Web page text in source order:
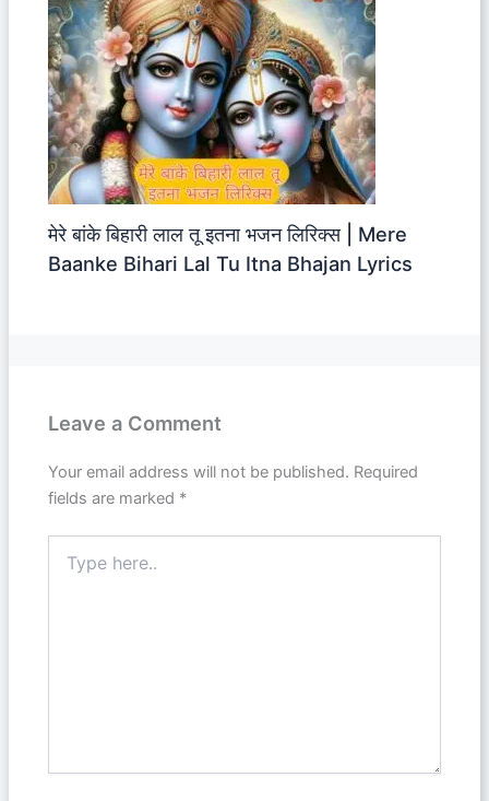
मेरे बांके बिहारी लाल तू इतना भजन लिरिक्स | Mere
Baanke Bihari Lal Tu Itna Bhajan Lyrics
Leave a Comment
Your email address will not be published. Required
fields are marked *
here..